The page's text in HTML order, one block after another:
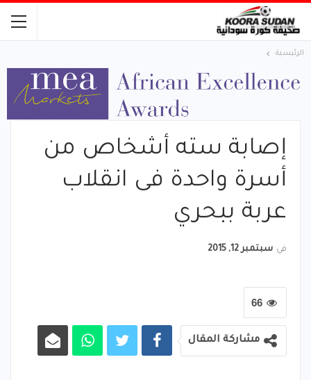
الرئيسية
إصابة سته أشخاص من
أسرة واحدة فى انقلاب
عربة ببحري
في سبتمبر 12, 2015
66
مشاركة المقال